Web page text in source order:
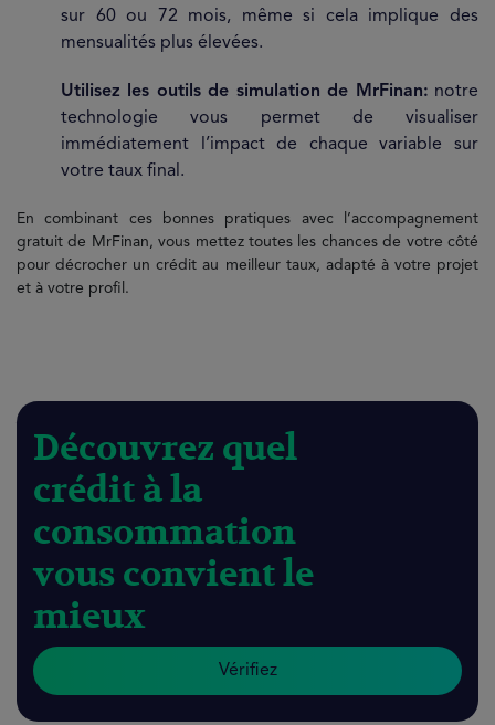
sur 60 ou 72 mois, même si cela implique des
mensualités plus élevées.
Utilisez les outils de simulation de MrFinan: notre
technologie vous permet de visualiser
immédiatement l’impact de chaque variable sur
votre taux final.
En combinant ces bonnes pratiques avec l’accompagnement
gratuit de MrFinan, vous mettez toutes les chances de votre côté
pour décrocher un crédit au meilleur taux, adapté à votre projet
et à votre profil.
Découvrez quel
crédit à la
consommation
vous convient le
mieux
Vérifiez